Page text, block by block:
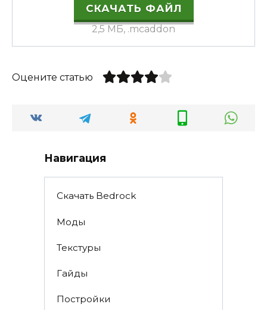
СКАЧАТЬ ФАЙЛ
2,5 МБ, .mcaddon
Оцените статью
Навигация
Скачать Bedrock
Моды
Текстуры
Гайды
Постройки